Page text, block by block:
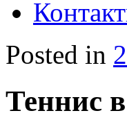
Posted in
Теннис